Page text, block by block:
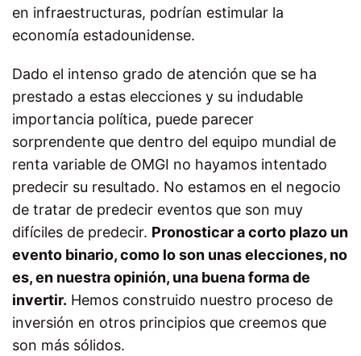
en infraestructuras, podrían estimular la
economía estadounidense.
Dado el intenso grado de atención que se ha
prestado a estas elecciones y su indudable
importancia política, puede parecer
sorprendente que dentro del equipo mundial de
renta variable de OMGI no hayamos intentado
predecir su resultado. No estamos en el negocio
de tratar de predecir eventos que son muy
difíciles de predecir. Pronosticar a corto plazo un
evento binario, como lo son unas elecciones, no
es, en nuestra opinión, una buena forma de
invertir. Hemos construido nuestro proceso de
inversión en otros principios que creemos que
son más sólidos.